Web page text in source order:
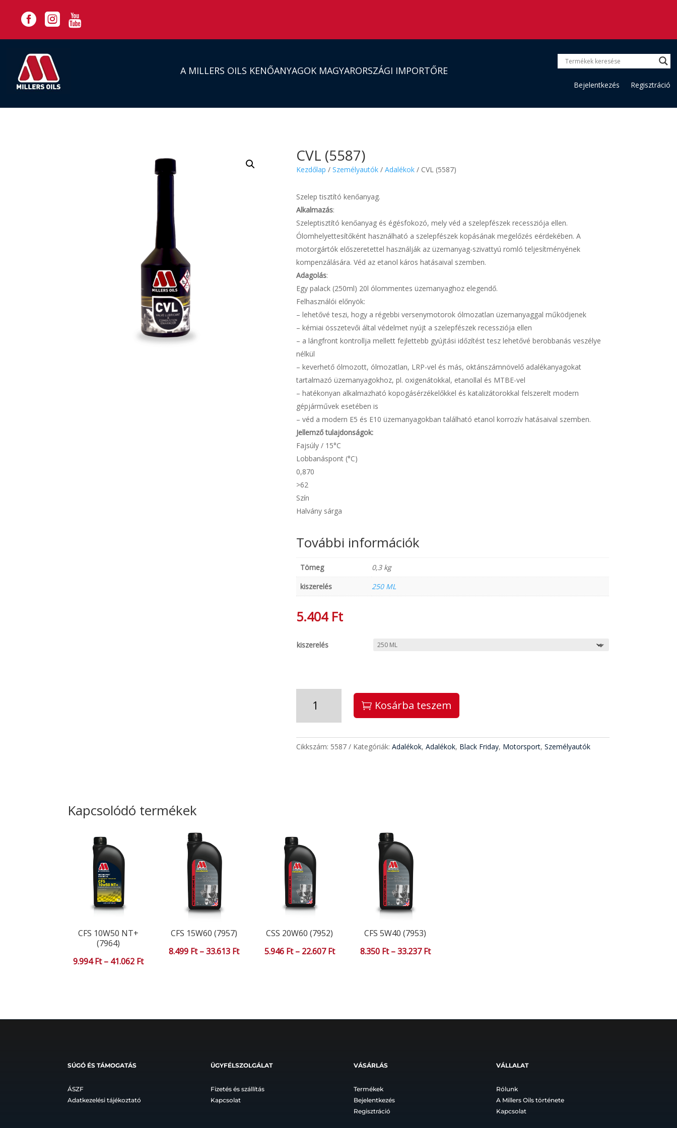
  
A MILLERS OILS KENŐANYAGOK MAGYARORSZÁGI IMPORTŐRE
Bejelentkezés Regisztráció
CVL (5587)
Kezdőlap /Személyautók /Adalékok / CVL (5587)
Szelep tisztító kenőanyag.
Alkalmazás:
Szeleptisztító kenőanyag és égésfokozó, mely véd a szelepfészek recessziója ellen.
Ólomhelyettesítőként használható a szelepfészek kopásának megelőzés eérdekében. A
motorgártók előszeretettel használják az üzemanyag-szivattyú romló teljesítményének
kompenzálására. Véd az etanol káros hatásaival szemben.
Adagolás:
Egy palack (250ml) 20l ólommentes üzemanyaghoz elegendő.
Felhasználói előnyök:
– lehetővé teszi, hogy a régebbi versenymotorok ólmozatlan üzemanyaggal működjenek
– kémiai összetevői által védelmet nyújt a szelepfészek recessziója ellen
– a lángfront kontrollja mellett fejlettebb gyújtási időzítést tesz lehetővé berobbanás veszélye
nélkül
– keverhető ólmozott, ólmozatlan, LRP-vel és más, oktánszámnövelő adalékanyagokat
tartalmazó üzemanyagokhoz, pl. oxigenátokkal, etanollal és MTBE-vel
– hatékonyan alkalmazható kopogásérzékelőkkel és katalizátorokkal felszerelt modern
gépjárművek esetében is
– véd a modern E5 és E10 üzemanyagokban található etanol korrozív hatásaival szemben.
Jellemző tulajdonságok:
Fajsúly / 15°C
Lobbanáspont (°C)
0,870
>62
Szín
Halvány sárga
További információk
Tömeg
0,3 kg
kiszerelés
250 ML
5.404 Ft
kiszerelés
(5587)
Kosárba teszem
Cikkszám: 5587 Kategóriák:Adalékok,Adalékok, Black Friday, Motorsport,Személyautók
Kapcsolódó termékek
CFS 10W50 NT+
(7964)
9.994Ft – 41.062 FtÁrtartomány:
CFS 15W60 (7957)
8.499 Ft –33.613 FtÁrtartomány:
CSS 20W60 (7952)
5.946 Ft – 22.607FtÁrtartomány:
CFS 5W40 (7953)
8.350 Ft – 33.237FtÁrtartomány:
SÚGÓ ÉS TÁMOGATÁS ÜGYFÉLSZOLGÁLAT VÁSÁRLÁS VÁLLALAT
ÁSZF
Adatkezelési tájékoztató
Fizetés és szállítás
Kapcsolat
Termékek
Bejelentkezés
Regisztráció
Rólunk
A Millers Oils története
Kapcsolat